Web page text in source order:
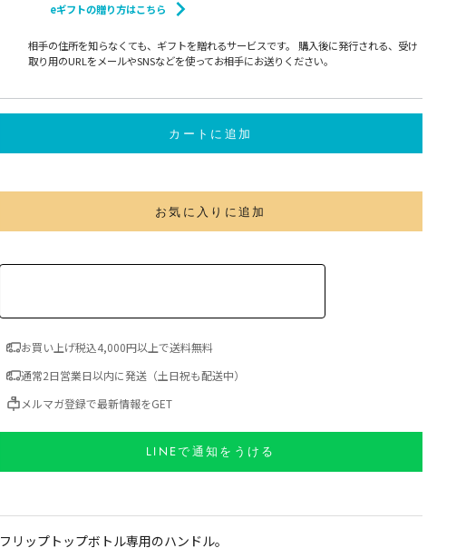
eギフトの贈り方はこちら
相手の住所を知らなくても、ギフトを贈れるサービスです。 購入後に発行される、受け
取り用のURLをメールやSNSなどを使ってお相手にお送りください。
カートに追加
お気に入りに追加
お買い上げ税込4,000円以上で送料無料
通常2日営業日以内に発送（土日祝も配送中）
メルマガ登録で最新情報をGET
LINEで通知をうける
フリップトップボトル専用のハンドル。